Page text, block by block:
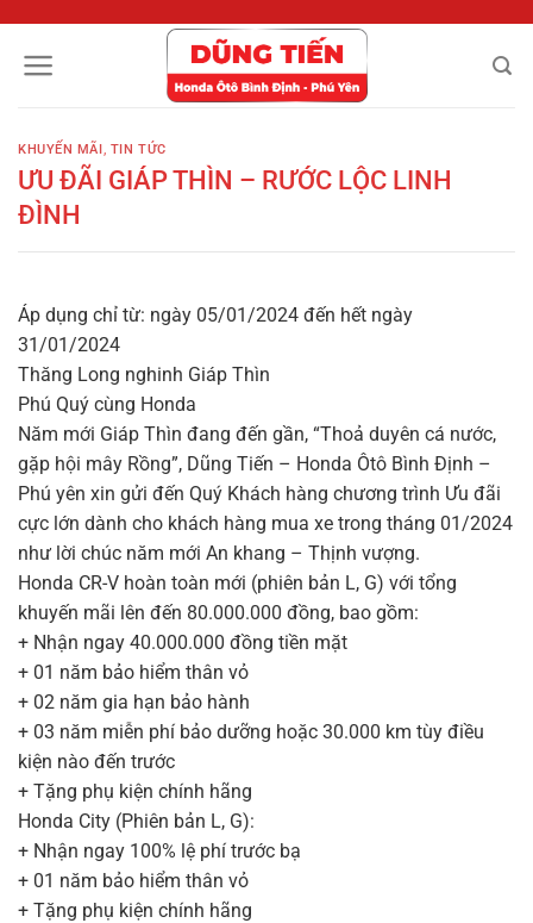
nội
KHUYẾN MÃI, TIN TỨC
ƯU ĐÃI GIÁP THÌN – RƯỚC LỘC LINH
ĐÌNH
Áp dụng chỉ từ: ngày 05/01/2024 đến hết ngày
31/01/2024
Thăng Long nghinh Giáp Thìn
Phú Quý cùng Honda
Năm mới Giáp Thìn đang đến gần, “Thoả duyên cá nước,
gặp hội mây Rồng”, Dũng Tiến – Honda Ôtô Bình Định –
Phú yên xin gửi đến Quý Khách hàng chương trình Ưu đãi
cực lớn dành cho khách hàng mua xe trong tháng 01/2024
như lời chúc năm mới An khang – Thịnh vượng.
Honda CR-V hoàn toàn mới (phiên bản L, G) với tổng
khuyến mãi lên đến 80.000.000 đồng, bao gồm:
+ Nhận ngay 40.000.000 đồng tiền mặt
+ 01 năm bảo hiểm thân vỏ
+ 02 năm gia hạn bảo hành
+ 03 năm miễn phí bảo dưỡng hoặc 30.000 km tùy điều
kiện nào đến trước
+ Tặng phụ kiện chính hãng
Honda City (Phiên bản L, G):
+ Nhận ngay 100% lệ phí trước bạ
+ 01 năm bảo hiểm thân vỏ
+ Tặng phụ kiện chính hãng